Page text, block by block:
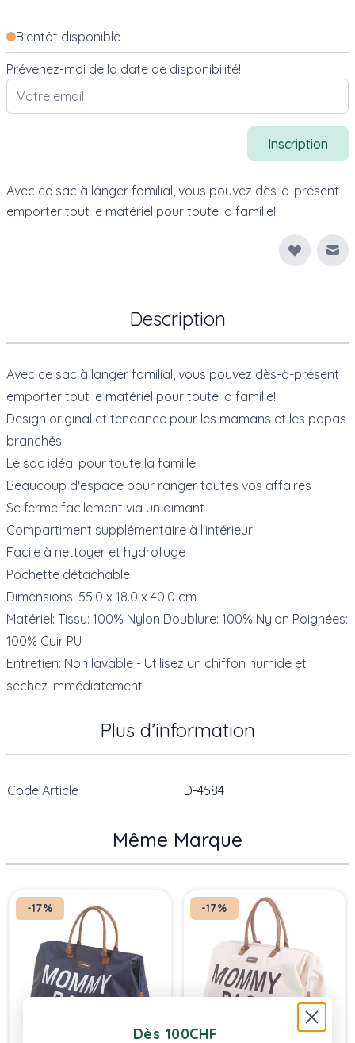
Bientôt disponible
Prévenez-moi de la date de disponibilité!
Inscription
Avec ce sac à langer familial, vous pouvez dès-à-présent
emporter tout le matériel pour toute la famille!
Description
Avec ce sac à langer familial, vous pouvez dès-à-présent
emporter tout le matériel pour toute la famille!
Design original et tendance pour les mamans et les papas
branchés
Le sac idéal pour toute la famille
Beaucoup d'espace pour ranger toutes vos affaires
Se ferme facilement via un aimant
Compartiment supplémentaire à l'intérieur
Facile à nettoyer et hydrofuge
Pochette détachable
Dimensions: 55.0 x 18.0 x 40.0 cm
Matériel: Tissu: 100% Nylon Doublure: 100% Nylon Poignées:
100% Cuir PU
Entretien: Non lavable - Utilisez un chiffon humide et
séchez immédiatement
Plus d’information
Code Article D-4584
Même Marque
-17% -17%
Dès 100CHF